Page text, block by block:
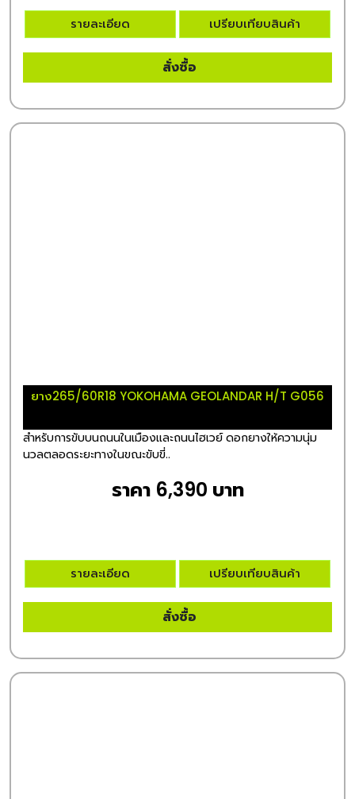
รายละเอียด เปรียบเทียบสินค้า
สั่งซื้อ
ยาง265/60R18 YOKOHAMA GEOLANDAR H/T G056
สำหรับการขับบนถนนในเมืองและถนนไฮเวย์ ดอกยางให้ความนุ่ม
นวลตลอดระยะทางในขณะขับขี่..
ราคา 6,390 บาท
รายละเอียด เปรียบเทียบสินค้า
สั่งซื้อ